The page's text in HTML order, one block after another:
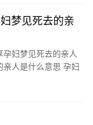
梦见死去的亲
妇梦见死去的亲人
人是什么意思 孕妇